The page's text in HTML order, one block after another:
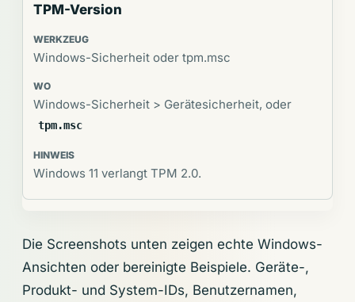
TPM-Version
Windows-Sicherheit oder tpm.msc
Windows-Sicherheit > Gerätesicherheit, oder
tpm.msc
Windows 11 verlangt TPM 2.0.
Die Screenshots unten zeigen echte Windows-
Ansichten oder bereinigte Beispiele. Geräte-,
Produkt- und System-IDs, Benutzernamen,